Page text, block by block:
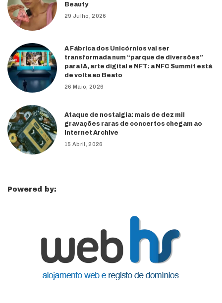
Beauty
29 Julho, 2026
A Fábrica dos Unicórnios vai ser
transformada num “parque de diversões”
para IA, arte digital e NFT: a NFC Summit está
de volta ao Beato
26 Maio, 2026
Ataque de nostalgia: mais de dez mil
gravações raras de concertos chegam ao
Internet Archive
15 Abril, 2026
Powered by: